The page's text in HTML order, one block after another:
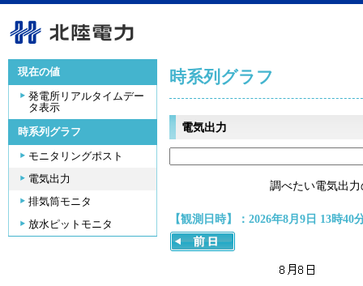
現在の値
発電所リアルタイムデー
タ表示
時系列グラフ
モニタリングポスト
電気出力
排気筒モニタ
放水ピットモニタ
時系列グラフ
電気出力
調べたい電気出
【観測日時】：2026年8月9日 13時40